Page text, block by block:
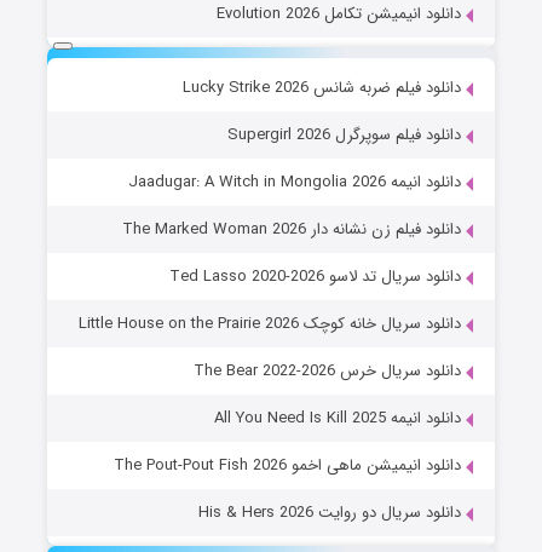
دانلود انیمیشن تکامل Evolution 2026
دانلود فیلم ضربه شانس Lucky Strike 2026
دانلود فیلم سوپرگرل Supergirl 2026
دانلود انیمه Jaadugar: A Witch in Mongolia 2026
دانلود فیلم زن نشانه دار The Marked Woman 2026
دانلود سریال تد لاسو Ted Lasso 2020-2026
دانلود سریال خانه کوچک Little House on the Prairie 2026
دانلود سریال خرس The Bear 2022-2026
دانلود انیمه All You Need Is Kill 2025
دانلود انیمیشن ماهی اخمو The Pout-Pout Fish 2026
دانلود سریال دو روایت His & Hers 2026